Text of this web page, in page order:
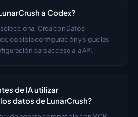
a Codex?
"Crea con Datos
copia la configuración y sigue las
para acceso a la API.
de IA utilizar
datos de LunarCrush?